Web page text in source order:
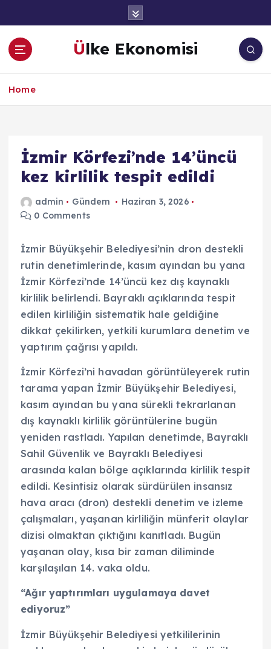
a
Ülke Ekonomisi
Home
İzmir Körfezi’nde 14’üncü
kez kirlilik tespit edildi
admin Gündem
Haziran 3, 2026
0 Comments
İzmir Büyükşehir Belediyesi’nin dron destekli
rutin denetimlerinde, kasım ayından bu yana
İzmir Körfezi’nde 14’üncü kez dış kaynaklı
kirlilik belirlendi. Bayraklı açıklarında tespit
edilen kirliliğin sistematik hale geldiğine
dikkat çekilirken, yetkili kurumlara denetim ve
yaptırım çağrısı yapıldı.
İzmir Körfezi’ni havadan görüntüleyerek rutin
tarama yapan İzmir Büyükşehir Belediyesi,
kasım ayından bu yana sürekli tekrarlanan
dış kaynaklı kirlilik görüntülerine bugün
yeniden rastladı. Yapılan denetimde, Bayraklı
Sahil Güvenlik ve Bayraklı Belediyesi
arasında kalan bölge açıklarında kirlilik tespit
edildi. Kesintisiz olarak sürdürülen insansız
hava aracı (dron) destekli denetim ve izleme
çalışmaları, yaşanan kirliliğin münferit olaylar
dizisi olmaktan çıktığını kanıtladı. Bugün
yaşanan olay, kısa bir zaman diliminde
karşılaşılan 14. vaka oldu.
“Ağır yaptırımları uygulamaya davet
ediyoruz”
İzmir Büyükşehir Belediyesi yetkililerinin